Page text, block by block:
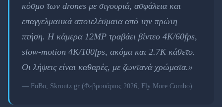
κόσμο των drones με σιγουριά, ασφάλεια και
επαγγελματικά αποτελέσματα από την πρώτη
πτήση. Η κάμερα 12MP τραβάει βίντεο 4K/60fps,
slow-motion 4K/100fps, ακόμα και 2.7K κάθετο.
Οι λήψεις είναι καθαρές, με ζωντανά χρώματα.»
— FoBo, Skroutz.gr (Φεβρουάριος 2026, Fly More Combo)